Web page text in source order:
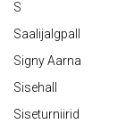
S
Saalijalgpall
Signy Aarna
Sisehall
Siseturniirid